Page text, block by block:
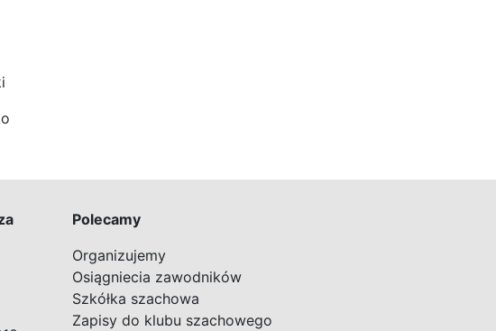
Polecamy
Organizujemy
Osiągniecia zawodników
Szkółka szachowa
Zapisy do klubu szachowego